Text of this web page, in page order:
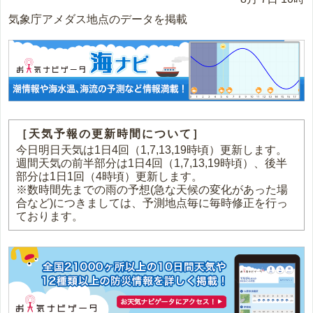
気象庁アメダス地点のデータを掲載
［天気予報の更新時間について］
今日明日天気は1日4回（1,7,13,19時頃）更新します。
週間天気の前半部分は1日4回（1,7,13,19時頃）、後半
部分は1日1回（4時頃）更新します。
※数時間先までの雨の予想(急な天候の変化があった場
合など)につきましては、予測地点毎に毎時修正を行っ
ております。